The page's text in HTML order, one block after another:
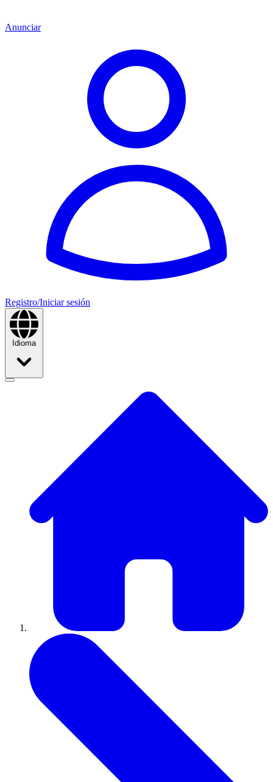
Anunciar
Registro/Iniciar sesión
Idioma